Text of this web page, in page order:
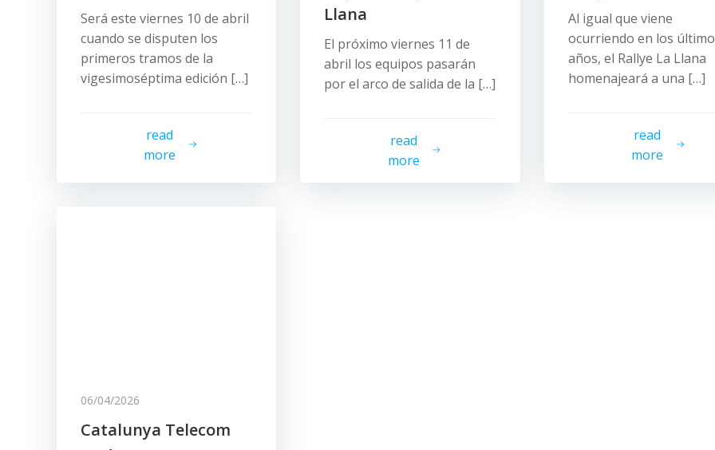
Será este viernes 10 de abril
cuando se disputen los
primeros tramos de la
vigesimoséptima edición […]
read
more
Llana
El próximo viernes 11 de
abril los equipos pasarán
por el arco de salida de la […]
read
more
Al igual que viene
ocurriendo en los
años, el Rallye La Llana
homenajeará a una […]
read
more
06/04/2026
Catalunya Telecom